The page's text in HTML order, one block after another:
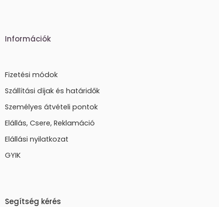
Információk
Fizetési módok
Szállítási díjak és határidők
Személyes átvételi pontok
Elállás, Csere, Reklamáció
Elállási nyilatkozat
GYIK
Segítség kérés